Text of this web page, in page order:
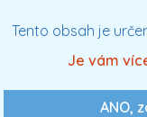
Tento obsah je
Je vám
ANO,